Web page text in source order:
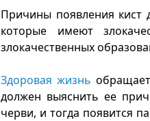
Причины появления кист
которые имеют
злокачественных
Здоровая жизнь
должен выяснить ее
черви, и тогда появится